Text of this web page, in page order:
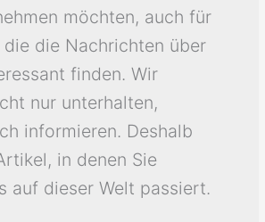
möchten, auch für
die die Nachrichten über
finden. Wir
nur unterhalten,
informieren. Deshalb
in denen Sie
auf dieser Welt passiert.